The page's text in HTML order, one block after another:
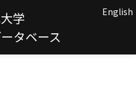
学
タベース
English